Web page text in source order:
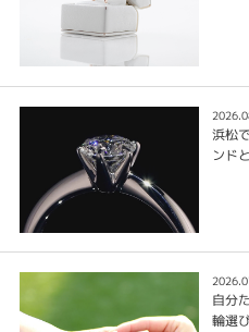
浜松
ンド
自分
輪選